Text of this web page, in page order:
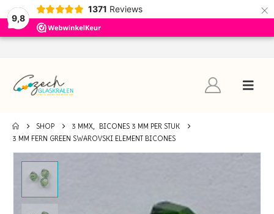
9,8
1371 Reviews ×
SHOP 3 MMX, BICONES 3 MM PER STUK
3 MM FERN GREEN SWAROVSKI ELEMENT BICONES